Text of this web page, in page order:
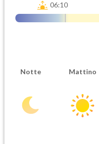
06:10
Notte Mattino